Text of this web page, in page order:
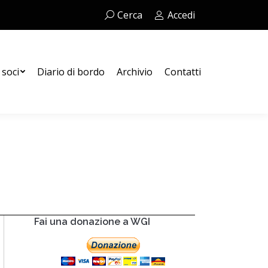
Cerca:Cerca Accedi
Diario di bordo Archivio Contatti
Fai una donazione a WGI
Contatti